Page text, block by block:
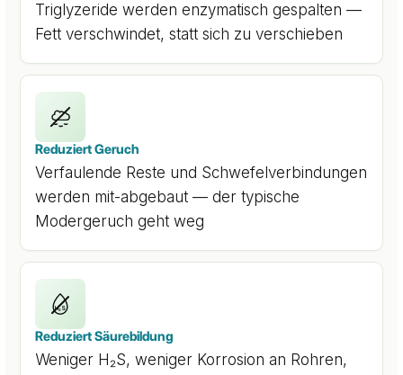
Triglyzeride werden enzymatisch gespalten —
Fett verschwindet, statt sich zu verschieben
Reduziert Geruch
Verfaulende Reste und Schwefelverbindungen
werden mit-abgebaut — der typische
Modergeruch geht weg
H₂S
Reduziert Säurebildung
Weniger H₂S, weniger Korrosion an Rohren,